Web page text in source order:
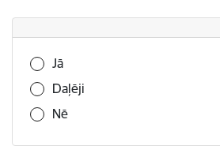
Vai šī informācija bija noderīga?
Jā
Daļēji
Nē